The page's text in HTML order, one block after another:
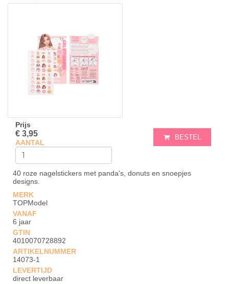
Prijs
€ 3,95
AANTAL
BESTEL
40 roze nagelstickers met panda's, donuts en snoepjes
designs.
MERK
TOPModel
VANAF
6 jaar
GTIN
4010070728892
ARTIKELNUMMER
14073-1
LEVERTIJD
direct leverbaar